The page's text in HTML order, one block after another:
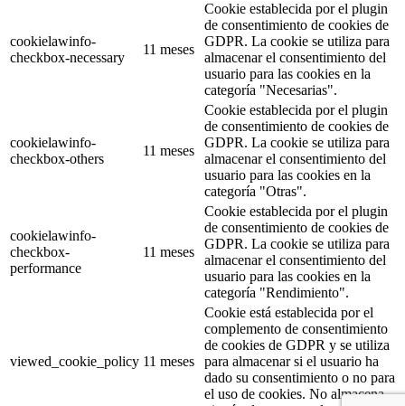
cookielawinfo-
checkbox-necessary
11 meses
Cookie establecida por el plugin
de consentimiento de cookies de
GDPR. La cookie se utiliza para
almacenar el consentimiento del
usuario para las cookies en la
categoría "Necesarias".
cookielawinfo-
checkbox-others
11 meses
Cookie establecida por el plugin
de consentimiento de cookies de
GDPR. La cookie se utiliza para
almacenar el consentimiento del
usuario para las cookies en la
categoría "Otras".
cookielawinfo-
checkbox-
performance
11 meses
Cookie establecida por el plugin
de consentimiento de cookies de
GDPR. La cookie se utiliza para
almacenar el consentimiento del
usuario para las cookies en la
categoría "Rendimiento".
viewed_cookie_policy 11 meses
Cookie está establecida por el
complemento de consentimiento
de cookies de GDPR y se utiliza
para almacenar si el usuario ha
dado su consentimiento o no para
el uso de cookies. No almacena